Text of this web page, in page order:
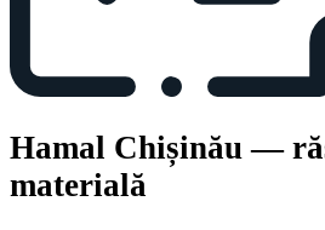
Hamal Chișinău —
materială